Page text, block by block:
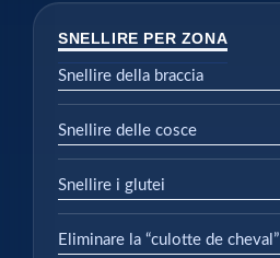
SNELLIRE PER ZONA
Snellire della braccia
Snellire delle cosce
Snellire i glutei
Eliminare la “culotte de cheval”